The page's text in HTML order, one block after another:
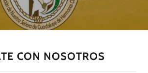
CON NOSOTROS